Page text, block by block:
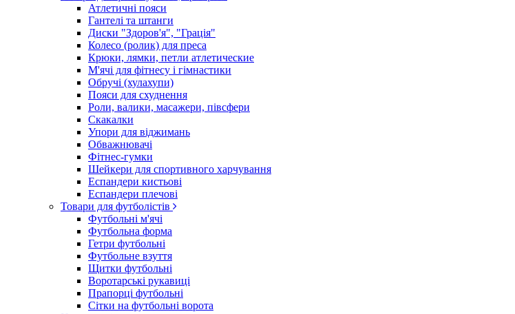
Атлетичні пояси
Гантелі та штанги
Диски "Здоров'я", "Грація"
Колесо (ролик) для преса
Крюки, лямки, петли атлетические
М'ячі для фітнесу і гімнастики
Обручі (хулахупи)
Пояси для схуднення
Роли, валики, масажери, півсфери
Скакалки
Упори для віджимань
Обважнювачі
Фітнес-гумки
Шейкери для спортивного харчування
Еспандери кистьові
Еспандери плечові
Товари для футболістів
Футбольні м'ячі
Футбольна форма
Гетри футбольні
Футбольне взуття
Щитки футбольні
Воротарські рукавиці
Прапорці футбольні
Сітки на футбольні ворота